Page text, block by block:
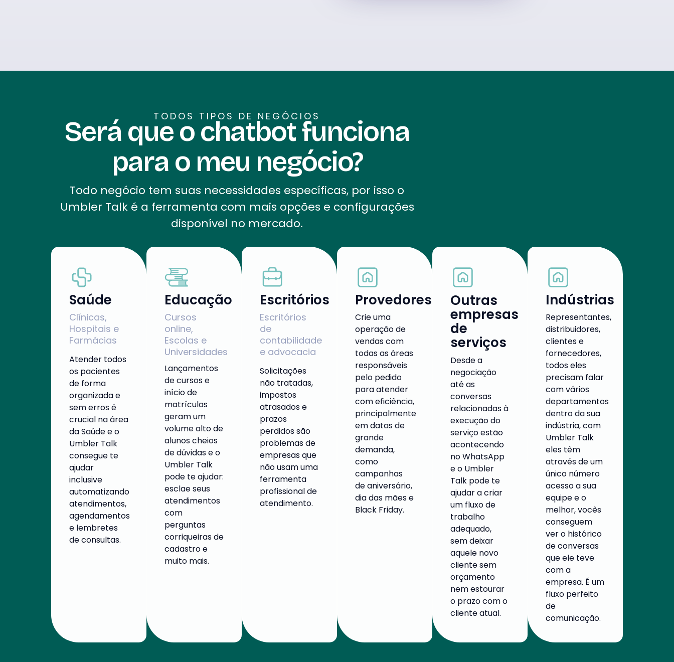
TODOS TIPOS DE NEGÓCIOS
Será que o chatbot funciona
para o meu negócio?
Todo negócio tem suas necessidades específicas, por isso o
Umbler Talk é a ferramenta com mais opções e configurações
disponível no mercado.
Saúde
Clínicas,
Hospitais e
Farmácias
Atender todos
os pacientes
de forma
organizada e
sem erros é
crucial na área
da Saúde e o
Umbler Talk
consegue te
ajudar
inclusive
automatizando
atendimentos,
agendamentos
e lembretes
de consultas.
Educação
Cursos
online,
Escolas e
Universidades
Lançamentos
de cursos e
início de
matrículas
geram um
volume alto de
alunos cheios
de dúvidas e o
Umbler Talk
pode te ajudar:
esclae seus
atendimentos
com
perguntas
corriqueiras de
cadastro e
muito mais.
Escritórios
Escritórios
de
contabilidade
e advocacia
Solicitações
não tratadas,
impostos
atrasados e
prazos
perdidos são
problemas de
empresas que
não usam uma
ferramenta
profissional de
atendimento.
Provedores
Crie uma
operação de
vendas com
todas as áreas
responsáveis
pelo pedido
para atender
com eficiência,
principalmente
em datas de
grande
demanda,
como
campanhas
de aniversário,
dia das mães e
Black Friday.
Outras
empresas
de
serviços
Desde a
negociação
até as
conversas
relacionadas à
execução do
serviço estão
acontecendo
no WhatsApp
e o Umbler
Talk pode te
ajudar a criar
um fluxo de
trabalho
adequado,
sem deixar
aquele novo
cliente sem
orçamento
nem estourar
o prazo com o
cliente atual.
Indústrias
Representantes,
distribuidores,
clientes e
fornecedores,
todos eles
precisam falar
com vários
departamentos
dentro da sua
indústria, com
Umbler Talk
eles têm
através de um
único número
acesso a sua
equipe e o
melhor, vocês
conseguem
ver o histórico
de conversas
que ele teve
com a
empresa. É um
fluxo perfeito
de
comunicação.